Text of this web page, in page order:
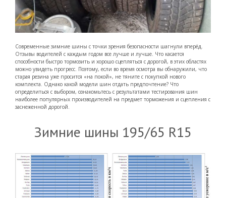
Современные зимние шины с точки зрения безопасности шагнули вперёд.
Отзывы водителей с каждым годом все лучше и лучше. Что касается
способности быстро тормозить и хорошо сцепляться с дорогой, в этих областях
можно увидеть прогресс. Поэтому, если во время осмотра вы обнаружили, что
старая резина уже просится «на покой», не тяните с покупкой нового
комплекта. Однако какой модели шин отдать предпочтение? Что
определиться с выбором, ознакомьтесь с результатами тестирования шин
наиболее популярных производителей на предмет торможения и сцепления с
заснеженной дорогой.
Зимние шины 195/65 R15